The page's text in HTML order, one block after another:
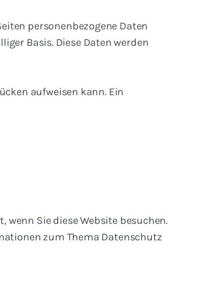
personenbezogene Daten
Basis. Diese Daten werden
aufweisen kann. Ein
Sie diese Website besuchen.
zum Thema Datenschutz